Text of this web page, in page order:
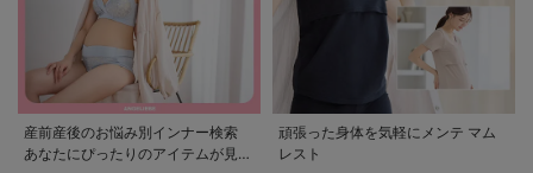
産前産後のお悩み別インナー検索
あなたにぴったりのアイテムが見つ
頑張った身体を気軽にメンテ マム
レスト